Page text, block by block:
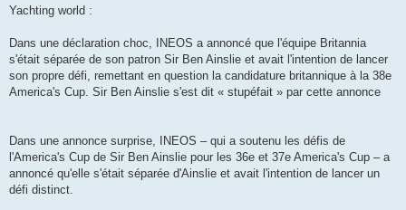
g
Yachting world :
Dans une déclaration choc, INEOS a annoncé que l'équipe Britannia
s'était séparée de son patron Sir Ben Ainslie et avait l'intention de lancer
son propre défi, remettant en question la candidature britannique à la 38e
America's Cup. Sir Ben Ainslie s'est dit « stupéfait » par cette annonce
Dans une annonce surprise, INEOS – qui a soutenu les défis de
l'America's Cup de Sir Ben Ainslie pour les 36e et 37e America's Cup – a
annoncé qu'elle s'était séparée d'Ainslie et avait l'intention de lancer un
défi distinct.